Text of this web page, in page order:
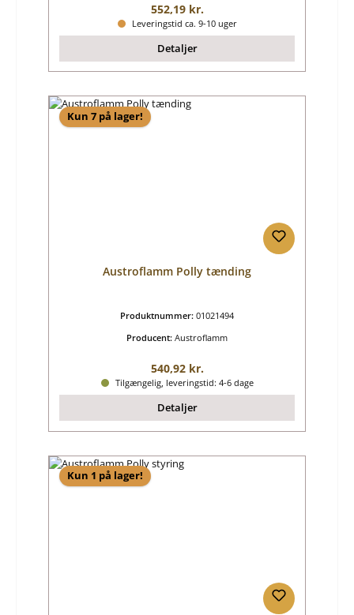
Almindelig pris:
552,19 kr.
Leveringstid ca. 9-10 uger
Detaljer
Kun 7 på lager!
Austroflamm Polly tænding
Produktnummer: 01021494
Producent: Austroflamm
Almindelig pris:
540,92 kr.
Tilgængelig, leveringstid: 4-6 dage
Detaljer
Kun 1 på lager!